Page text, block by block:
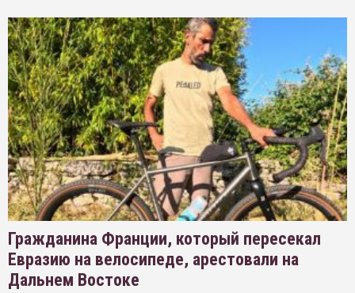
Гражданина Франции, который пересекал
Евразию на велосипеде, арестовали на
Дальнем Востоке